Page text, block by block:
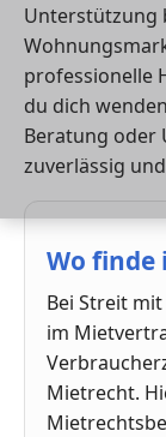
Unterstützung
professionelle
du dich
Beratung oder
zuverlässig
Wo finde
Bei Streit
im
Mietrecht.